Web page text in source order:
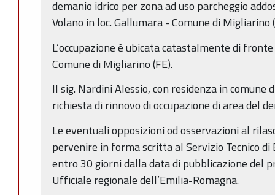
demanio idrico per zona ad uso parcheggio
Volano in loc. Gallumara - Comune di Migliarino
L’occupazione è ubicata catastalmente di
Comune di Migliarino (FE).
Il sig. Nardini Alessio, con residenza in comune
richiesta di rinnovo di occupazione di area del
Le eventuali opposizioni od osservazioni al
pervenire in forma scritta al Servizio Tecnico di
entro 30 giorni dalla data di pubblicazione del
Ufficiale regionale dell’Emilia-Romagna.